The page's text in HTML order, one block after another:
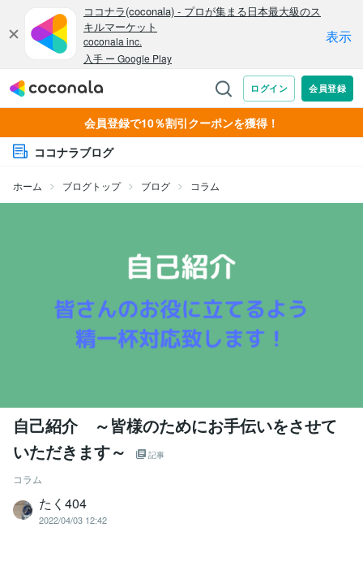
会員登録で10％割引クーポンを獲得！
ココナラブログ
ホーム ブログトップ ブログ コラム
自己紹介 ～皆様のためにお手伝いをさせて
いただきます～
記事
コラム
たく404
2022/04/03 12:42